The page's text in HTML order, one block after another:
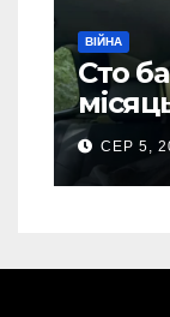
ВІЙНА
Сто
СЕР 5,